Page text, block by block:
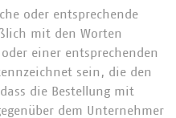
oder entsprechende
mit den Worten
einer entsprechenden
sein, die den
die Bestellung mit
dem Unternehmer